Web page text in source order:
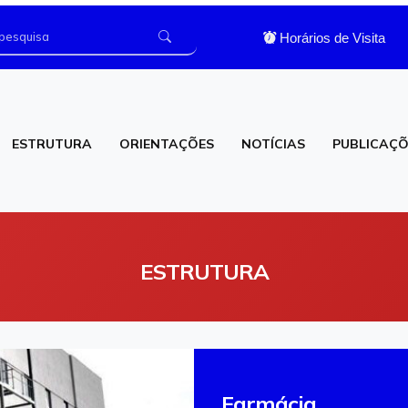
Horários de Visita
ESTRUTURA ORIENTAÇÕES NOTÍCIAS
ESTRUTURA